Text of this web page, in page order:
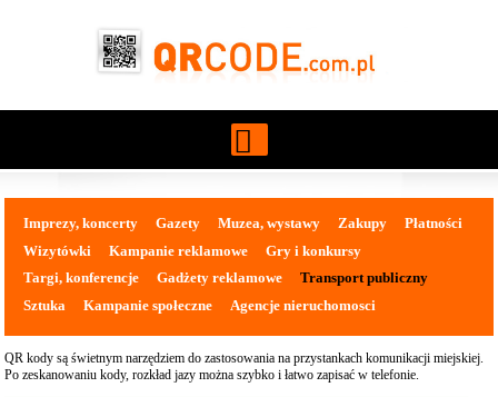
Imprezy, koncerty Gazety Muzea, wystawy Zakupy
Płatności
Wizytówki
Kampanie reklamowe
Gry i konkursy
Targi, konferencje
Gadżety reklamowe
Transport publiczny
Sztuka
Kampanie społeczne Agencje nieruchomosci
QR kody są świetnym narzędziem do zastosowania na przystankach komunikacji miejskiej.
Po zeskanowaniu kody, rozkład jazy można szybko i łatwo zapisać w telefonie.